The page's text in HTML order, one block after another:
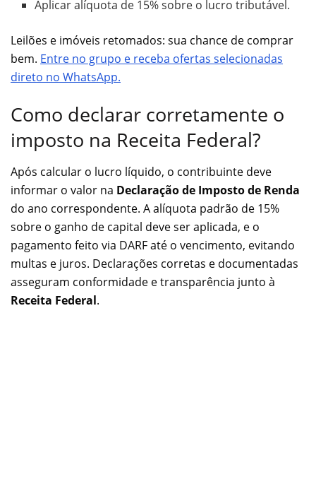
Aplicar alíquota de 15% sobre o lucro tributável.
Leilões e imóveis retomados: sua chance de comprar
bem. Entre no grupo e receba ofertas selecionadas
direto no WhatsApp.
Como declarar corretamente o
imposto na Receita Federal?
Após calcular o lucro líquido, o contribuinte deve
informar o valor na Declaração de Imposto de Renda
do ano correspondente. A alíquota padrão de 15%
sobre o ganho de capital deve ser aplicada, e o
pagamento feito via DARF até o vencimento, evitando
multas e juros. Declarações corretas e documentadas
asseguram conformidade e transparência junto à
Receita Federal.